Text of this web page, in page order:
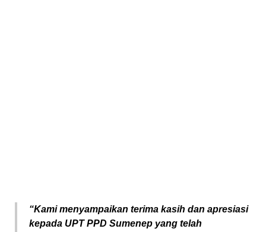
“Kami menyampaikan terima kasih dan apresiasi
kepada UPT PPD Sumenep yang telah